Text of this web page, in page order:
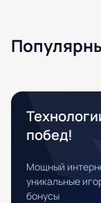
побед!
Мощный
уникальные
бонусы